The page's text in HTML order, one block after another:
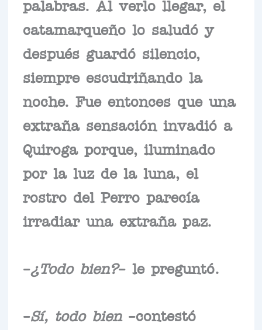
palabras. Al verlo llegar, el
catamarqueño lo saludó y
después guardó silencio,
siempre escudriñando la
noche. Fue entonces que una
extraña sensación invadió a
Quiroga porque, iluminado
por la luz de la luna, el
rostro del Perro parecía
irradiar una extraña paz.
– ¿Todo bien?– le preguntó.
– Sí, todo bien–contestó